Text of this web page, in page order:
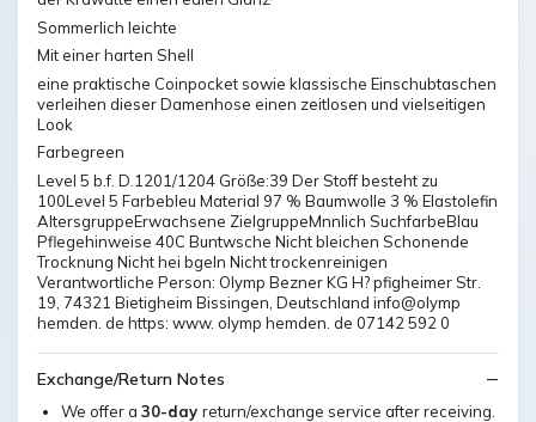
Sommerlich leichte
Mit einer harten Shell
eine praktische Coinpocket sowie klassische Einschubtaschen
verleihen dieser Damenhose einen zeitlosen und vielseitigen
Look
Farbegreen
Level 5 b.f. D.1201/1204 Größe:39 Der Stoff besteht zu
100Level 5 Farbebleu Material 97 % Baumwolle 3 % Elastolefin
AltersgruppeErwachsene ZielgruppeMnnlich SuchfarbeBlau
Pflegehinweise 40C Buntwsche Nicht bleichen Schonende
Trocknung Nicht hei bgeln Nicht trockenreinigen
Verantwortliche Person: Olymp Bezner KG H? pfigheimer Str.
19, 74321 Bietigheim Bissingen, Deutschland info@olymp
hemden. de https: www. olymp hemden. de 07142 592 0
Exchange/Return Notes
We offer a 30-day return/exchange service after receiving.